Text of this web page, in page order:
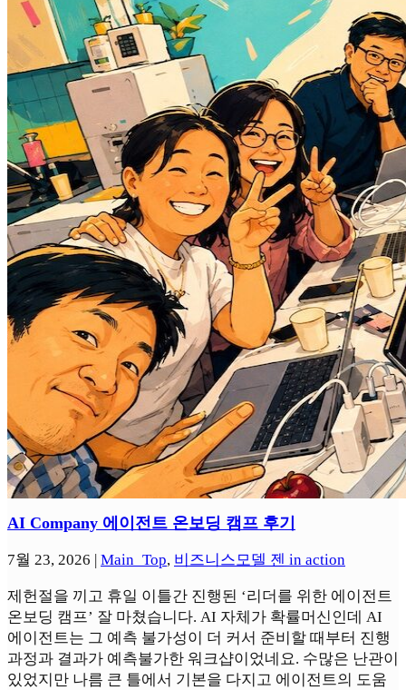
AI Company 에이전트 온보딩 캠프 후기
7월 23, 2026 Main_Top, 비즈니스모델 젠 in action
제헌절을 끼고 휴일 이틀간 진행된 ‘리더를 위한 에이전트
온보딩 캠프’ 잘 마쳤습니다. AI 자체가 확률머신인데 AI
에이전트는 그 예측 불가성이 더 커서 준비할 때부터 진행
과정과 결과가 예측불가한 워크샵이었네요. 수많은 난관이
있었지만 나름 큰 틀에서 기본을 다지고 에이전트의 도움